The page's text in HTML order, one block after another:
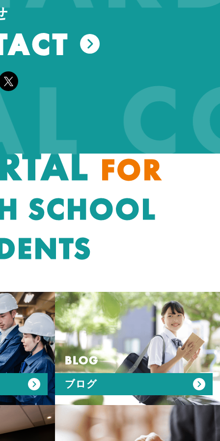
FOR
SCHOOL
BLOG
ブログ